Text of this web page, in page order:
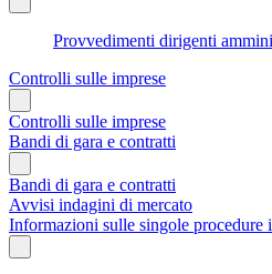
Provvedimenti dirigenti
Controlli sulle imprese
Controlli sulle imprese
Bandi di gara e contratti
Bandi di gara e contratti
Avvisi indagini di mercato
Informazioni sulle singole procedure